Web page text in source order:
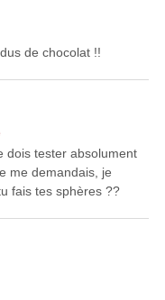
de chocolat !!
dois tester absolument
me demandais, je
fais tes sphères ??